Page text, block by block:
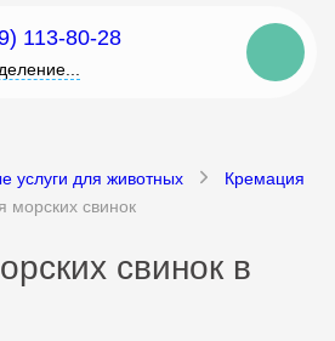
113-80-28
услуги для животных
Кремация
морских свинок
свинок в